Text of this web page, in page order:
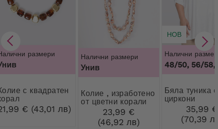
размери
€ (43,01 лв)
Налични размери
Унив
Колие , изработено
от цветни корали
23,99 €
(46,92 лв)
НОВ
Налични
48/50, 56/58,
Бяла туника с
циркони
35,99 €
(70,39